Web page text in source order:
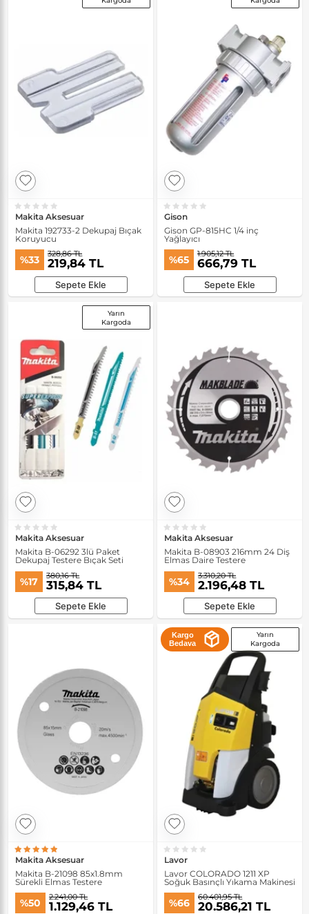
Makita Aksesuar
Makita 192733-2 Dekupaj Bıçak
Koruyucu
%33 328,86 TL
219,84 TL
Sepete Ekle
Gison
Gison GP-815HC 1/4 inç
Yağlayıcı
%65 1.905,12 TL
666,79 TL
Sepete Ekle
Yarın
Kargoda
Makita Aksesuar
Makita B-06292 3lü Paket
Dekupaj Testere Bıçak Seti
%17 380,16 TL
315,84 TL
Sepete Ekle
Makita Aksesuar
Makita B-08903 216mm 24 Diş
Elmas Daire Testere
%34 3.310,20 TL
2.196,48 TL
Sepete Ekle
Makita Aksesuar
Makita B-21098 85x1.8mm
Sürekli Elmas Testere
%50 2.241,00 TL
1.129,46 TL
Kargo
Bedava
Yarın
Kargoda
Lavor
Lavor COLORADO 1211 XP
Soğuk Basınçlı Yıkama Makinesi
%66 60.401,95 TL
20.586,21 TL